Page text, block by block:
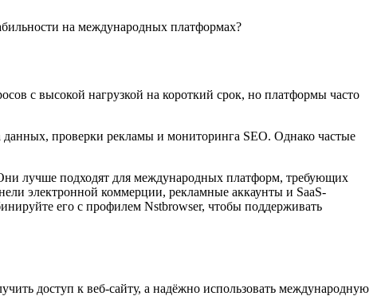
на международных платформах?
с высокой нагрузкой на короткий срок, но платформы часто
проверки рекламы и мониторинга SEO. Однако частые
лучше подходят для международных платформ, требующих
электронной коммерции, рекламные аккаунты и SaaS-
его с профилем Nstbrowser, чтобы поддерживать
доступ к веб-сайту, а надёжно использовать международную